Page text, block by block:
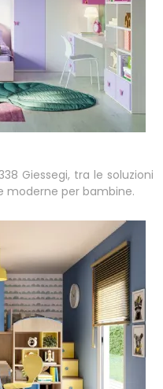
Giessegi, tra le soluzioni
moderne per bambine.